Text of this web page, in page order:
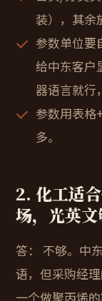
装），其余
参数单位要
给中东客户
器语言就行
参数用表格
多。
2. 化工适
场，光英文
答：
不够。中
语，但采购经
一个做聚丙烯